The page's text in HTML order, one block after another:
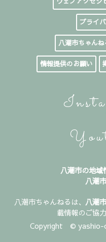
プライ
八潮市ちゃん
情報提供のお願い
八潮市の地域
八潮
八潮市ちゃんねるは、 八潮
載情報のご協
Copyright © yashio-